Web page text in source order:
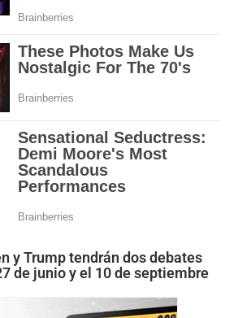
y Trump tendrán dos debates
de junio y el 10 de septiembre